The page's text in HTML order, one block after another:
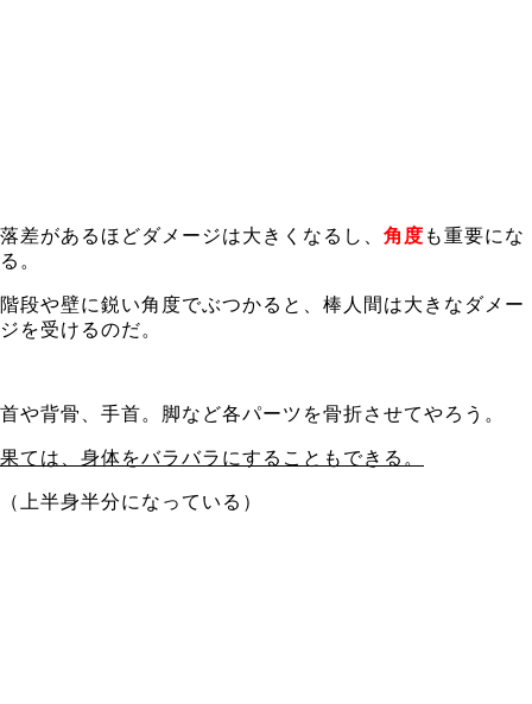
落差があるほどダメージは大きくなるし、 角度 も重要にな
る。
階段や壁に鋭い角度でぶつかると、棒人間は大きなダメー
ジを受けるのだ。
首や背骨、手首。脚など各パーツを骨折させてやろう。
果ては、身体をバラバラにすることもできる。
（上半身半分になっている）